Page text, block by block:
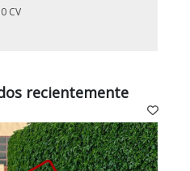
CV
recientemente